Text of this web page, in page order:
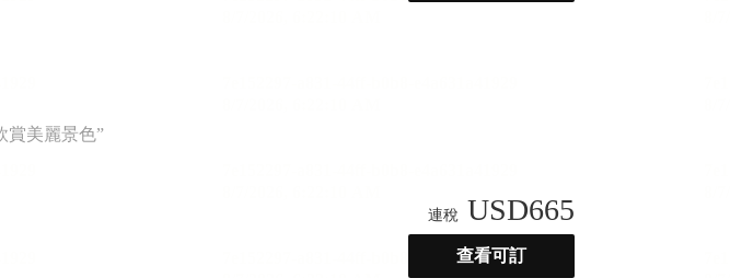
賞美麗景色”
連稅 USD665
查看可訂